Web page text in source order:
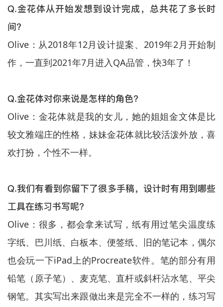
Q.金花体从开始发想到设计完成，总共花了多长时
间？
Olive：从2018年12月设计提案、2019年2月开始制
作，一直到2021年7月进入QA品管，快3年了！
Q.金花体对你来说是怎样的角色？
Olive：金花体就是我的女儿，她的姐姐金文体是比
较文雅端庄的性格，妹妹金花体就比较活泼外放，喜
欢打扮，个性不一样。
Q.我们有看到你留下了很多手稿，设计时有用到哪些
工具在练习书写呢？
Olive：很多，都会拿来试写，纸有用过笔尖温度练
字纸、巴川纸、白板本、便签纸、旧的笔记本，偶尔
也会玩一下iPad上的Procreate软件。笔的部分有用
铅笔（原子笔）、麦克笔、直杆或斜杆沾水笔、平尖
钢笔。其实写出来跟做出来是完全不一样的，练习写